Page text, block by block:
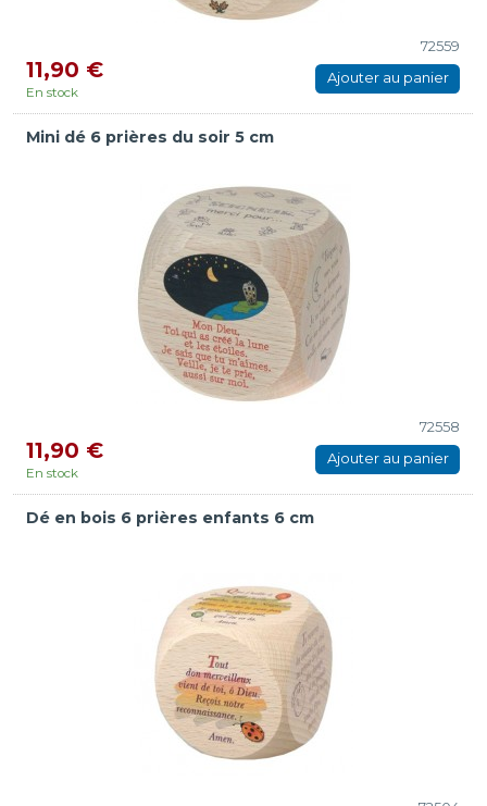
72559
11,90 €
En stock
Ajouter au panier
Mini dé 6 prières du soir 5 cm
72558
11,90 €
En stock
Ajouter au panier
Dé en bois 6 prières enfants 6 cm